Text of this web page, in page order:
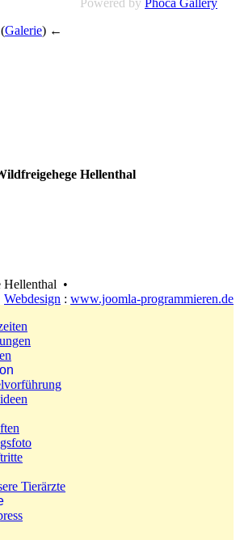
Powered by Phoca Gallery
Galerie) ←
Hellenthal
Hellenthal •
Webdesign : www.joomla-programmieren.de
Tierärzte